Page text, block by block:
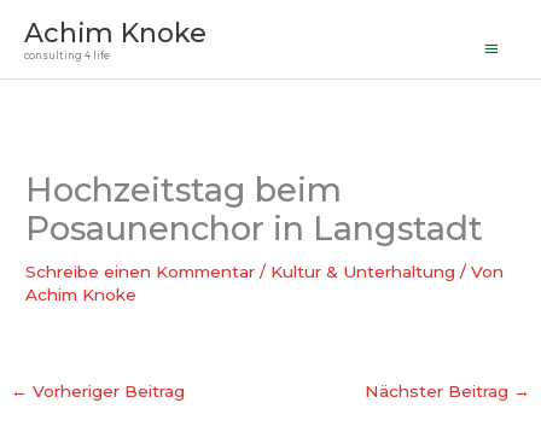
InhaltAchim Knoke
consulting 4 life
Hochzeitstag beim
Posaunenchor in Langstadt
Schreibe einen Kommentar / Kultur & Unterhaltung / Von
Achim Knoke
← Vorheriger Beitrag Nächster Beitrag →